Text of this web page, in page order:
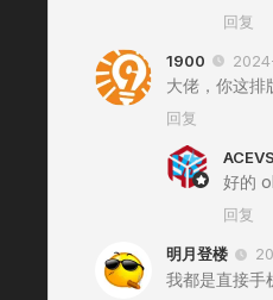
回复
1900
大佬，你这排
回复
ACEVS
好的
回复
明月登楼
我都是直接手